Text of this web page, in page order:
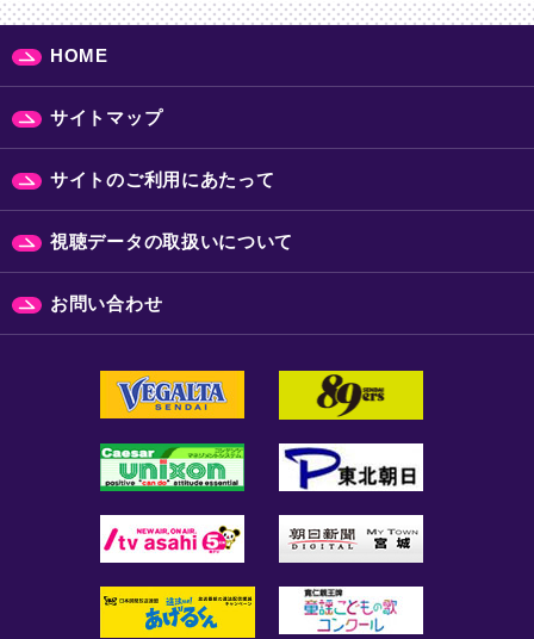
HOME
サイトマップ
サイトのご利用にあたって
視聴データの取扱いについて
お問い合わせ